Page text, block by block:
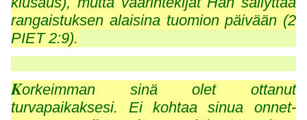
rangaistuksen alaisina tuomion päivään (2
PIET 2:9).
Korkeimman sinä olet ottanut
turvapaikaksesi. Ei kohtaa sinua onnet-